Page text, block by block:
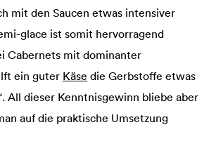
mit den Saucen etwas intensiver
glace ist somit hervorragend
Cabernets mit dominanter
ein guter Käse die Gerbstoffe etwas
All dieser Kenntnisgewinn bliebe aber
auf die praktische Umsetzung